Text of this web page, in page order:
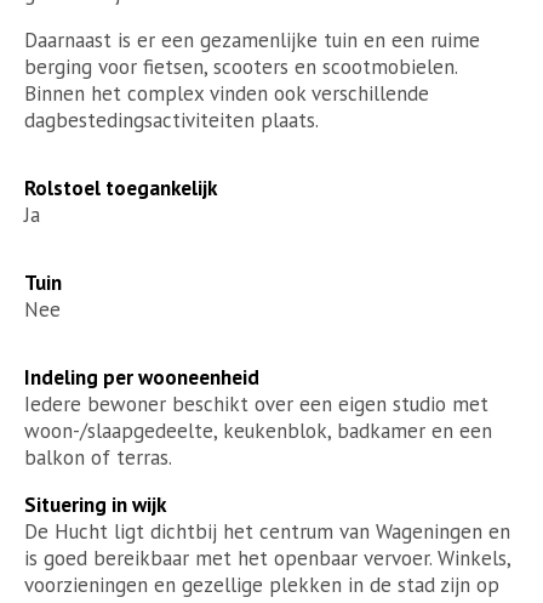
Daarnaast is er een gezamenlijke tuin en een ruime
berging voor fietsen, scooters en scootmobielen.
Binnen het complex vinden ook verschillende
dagbestedingsactiviteiten plaats.
Rolstoel toegankelijk
Ja
Tuin
Nee
Indeling per wooneenheid
Iedere bewoner beschikt over een eigen studio met
woon-/slaapgedeelte, keukenblok, badkamer en een
balkon of terras.
Situering in wijk
De Hucht ligt dichtbij het centrum van Wageningen en
is goed bereikbaar met het openbaar vervoer. Winkels,
voorzieningen en gezellige plekken in de stad zijn op